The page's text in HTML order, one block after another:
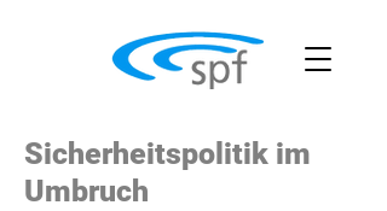
Sicherheitspolitik im
Umbruch